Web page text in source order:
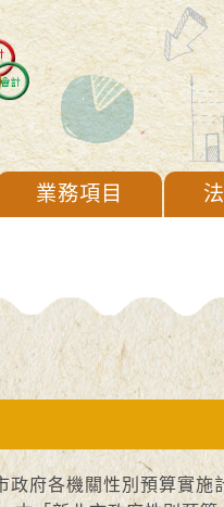
業務項目
各機關性別預算實施